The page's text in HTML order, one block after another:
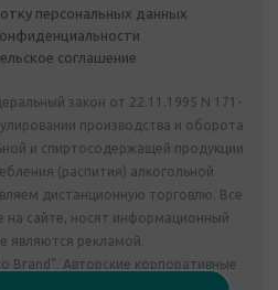
персональных данных
соглашение
закон от 22.11.1995 N 171-
производства и оборота
и спиртосодержащей продукции
(распития) алкогольной
дистанционную торговлю. Все
сайте, носят информационный
являются рекламой.
Brand". Авторские корпоративные